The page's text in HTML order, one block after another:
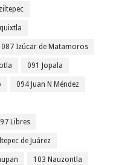
087 Izúcar de Matamoros
091 Jopala
094 Juan N Méndez
Libres
de Juárez
103 Nauzontla